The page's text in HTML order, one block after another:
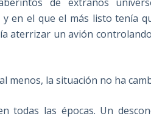
de extraños
en el que el más listo tenía
aterrizar un avión
menos, la situación no ha
todas las épocas. Un